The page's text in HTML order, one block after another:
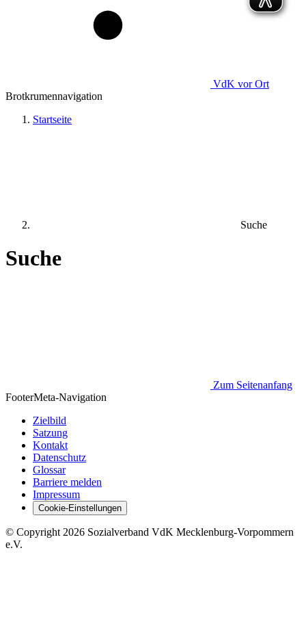
VdK vor Ort
Brotkrumennavigation
Startseite
Suche
Suche
Zum Seitenanfang
FooterMeta-Navigation
Zielbild
Satzung
Kontakt
Datenschutz
Glossar
Barriere melden
Impressum
Cookie-Einstellungen
© Copyright 2026 Sozialverband VdK Mecklenburg-Vorpommern
e.V.